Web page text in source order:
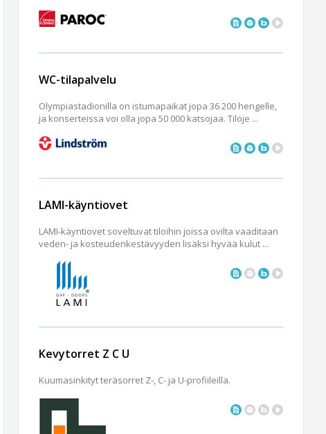
WC-tilapalvelu
Olympiastadionilla on istumapaikat jopa 36 200 hengelle,
ja konserteissa voi olla jopa 50 000 katsojaa. Tiloje ...
LAMI-käyntiovet
LAMI-käyntiovet soveltuvat tiloihin joissa ovilta vaaditaan
veden- ja kosteudenkestävyyden lisäksi hyvää kulut ...
Kevytorret Z C U
Kuumasinkityt teräsorret Z-, C- ja U-profiileilla.